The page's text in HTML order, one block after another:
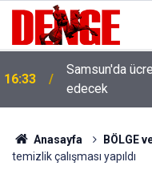
16:33
Samsun'da
edecek
Anasayfa BÖLGE
temizlik çalışması yapıldı